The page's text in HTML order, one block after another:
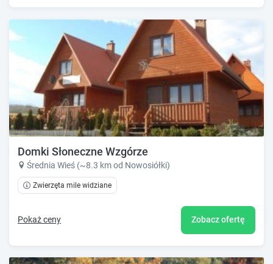
Domki Słoneczne Wzgórze
Średnia Wieś (~8.3 km od Nowosiółki)
Zwierzęta mile widziane
Pokaż ceny Zobacz ofertę